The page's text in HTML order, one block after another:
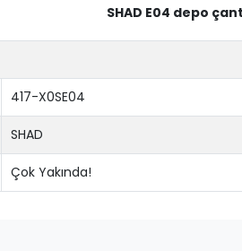
SHAD E04 depo
417-X0SE04
SHAD
Çok Yakında!